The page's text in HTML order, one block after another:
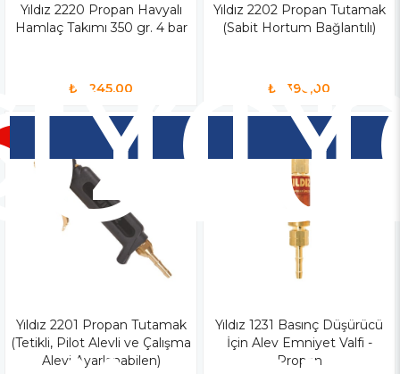
Yıldız 2220 Propan Havyalı
Hamlaç Takımı 350 gr. 4 bar
₺6.245,00
Yıldız 2202 Propan Tutamak
(Sabit Hortum Bağlantılı)
₺1.390,00
Yıldız 2201 Propan Tutamak
(Tetikli, Pilot Alevli ve Çalışma
Alevi Ayarlanabilen)
Yıldız 1231 Basınç Düşürücü
İçin Alev Emniyet Valfi -
Propan